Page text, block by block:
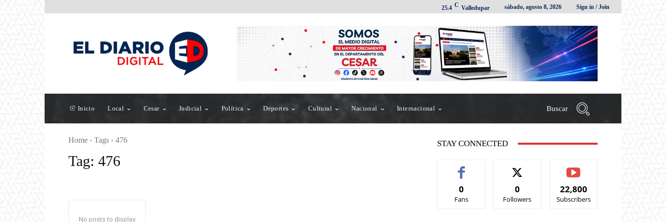
25.4 C Valledupar sábado, agosto 8, 2026 Sign in / Join
Inicio Local Cesar Judicial Política Deportes Cultural Nacional Internacional Buscar
Home Tags 476
Tag: 476
No posts to display
STAY CONNECTED
0
Fans
0
Followers
22,800
Subscribers